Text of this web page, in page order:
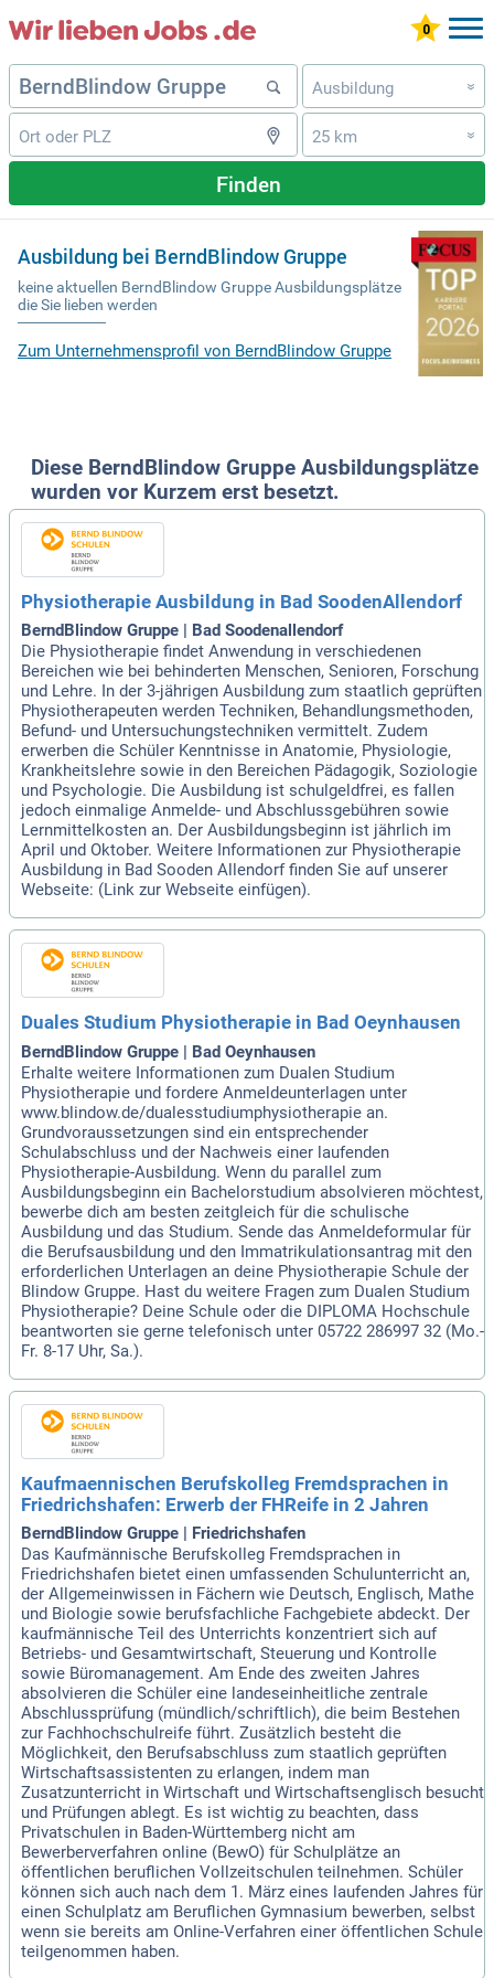
Ausbildung »
25 km »
Finden
Ausbildung bei BerndBlindow Gruppe
keine aktuellen BerndBlindow Gruppe Ausbildungsplätze
die Sie lieben werden
Zum Unternehmensprofil von BerndBlindow Gruppe
Diese BerndBlindow Gruppe Ausbildungsplätze
wurden vor Kurzem erst besetzt.
Physiotherapie Ausbildung in Bad SoodenAllendorf
BerndBlindow Gruppe | Bad Soodenallendorf
Die Physiotherapie findet Anwendung in verschiedenen
Bereichen wie bei behinderten Menschen, Senioren, Forschung
und Lehre. In der 3-jährigen Ausbildung zum staatlich geprüften
Physiotherapeuten werden Techniken, Behandlungsmethoden,
Befund- und Untersuchungstechniken vermittelt. Zudem
erwerben die Schüler Kenntnisse in Anatomie, Physiologie,
Krankheitslehre sowie in den Bereichen Pädagogik, Soziologie
und Psychologie. Die Ausbildung ist schulgeldfrei, es fallen
jedoch einmalige Anmelde- und Abschlussgebühren sowie
Lernmittelkosten an. Der Ausbildungsbeginn ist jährlich im
April und Oktober. Weitere Informationen zur Physiotherapie
Ausbildung in Bad Sooden Allendorf finden Sie auf unserer
Webseite: (Link zur Webseite einfügen).
Duales Studium Physiotherapie in Bad Oeynhausen
BerndBlindow Gruppe | Bad Oeynhausen
Erhalte weitere Informationen zum Dualen Studium
Physiotherapie und fordere Anmeldeunterlagen unter
www.blindow.de/dualesstudiumphysiotherapie an.
Grundvoraussetzungen sind ein entsprechender
Schulabschluss und der Nachweis einer laufenden
Physiotherapie-Ausbildung. Wenn du parallel zum
Ausbildungsbeginn ein Bachelorstudium absolvieren möchtest,
bewerbe dich am besten zeitgleich für die schulische
Ausbildung und das Studium. Sende das Anmeldeformular für
die Berufsausbildung und den Immatrikulationsantrag mit den
erforderlichen Unterlagen an deine Physiotherapie Schule der
Blindow Gruppe. Hast du weitere Fragen zum Dualen Studium
Physiotherapie? Deine Schule oder die DIPLOMA Hochschule
beantworten sie gerne telefonisch unter 05722 286997 32 (Mo.-
Fr. 8-17 Uhr, Sa.).
Kaufmaennischen Berufskolleg Fremdsprachen in
Friedrichshafen: Erwerb der FHReife in 2 Jahren
BerndBlindow Gruppe | Friedrichshafen
Das Kaufmännische Berufskolleg Fremdsprachen in
Friedrichshafen bietet einen umfassenden Schulunterricht an,
der Allgemeinwissen in Fächern wie Deutsch, Englisch, Mathe
und Biologie sowie berufsfachliche Fachgebiete abdeckt. Der
kaufmännische Teil des Unterrichts konzentriert sich auf
Betriebs- und Gesamtwirtschaft, Steuerung und Kontrolle
sowie Büromanagement. Am Ende des zweiten Jahres
absolvieren die Schüler eine landeseinheitliche zentrale
Abschlussprüfung (mündlich/schriftlich), die beim Bestehen
zur Fachhochschulreife führt. Zusätzlich besteht die
Möglichkeit, den Berufsabschluss zum staatlich geprüften
Wirtschaftsassistenten zu erlangen, indem man
Zusatzunterricht in Wirtschaft und Wirtschaftsenglisch besucht
und Prüfungen ablegt. Es ist wichtig zu beachten, dass
Privatschulen in Baden-Württemberg nicht am
Bewerberverfahren online (BewO) für Schulplätze an
öffentlichen beruflichen Vollzeitschulen teilnehmen. Schüler
können sich auch nach dem 1. März eines laufenden Jahres für
einen Schulplatz am Beruflichen Gymnasium bewerben, selbst
wenn sie bereits am Online-Verfahren einer öffentlichen Schule
teilgenommen haben.